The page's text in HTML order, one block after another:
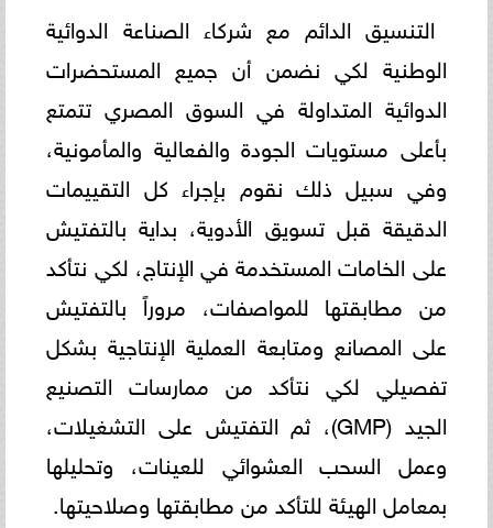
التنسيق الدائم مع شركاء الصناعة الدوائية
الوطنية لكي نضمن أن جميع المستحضرات
الدوائية المتداولة في السوق المصري تتمتع
بأعلى مستويات الجودة والفعالية والمأمونية،
وفي سبيل ذلك نقوم بإجراء كل التقييمات
الدقيقة قبل تسويق الأدوية، بداية بالتفتيش
على الخامات المستخدمة في الإنتاج، لكي نتأكد
من مطابقتها للمواصفات، مروراً بالتفتيش
على المصانع ومتابعة العملية الإنتاجية بشكل
تفصيلي لكي نتأكد من ممارسات التصنيع
الجيد (GMP)، ثم التفتيش على التشغيلات،
وعمل السحب العشوائي للعينات، وتحليلها
بمعامل الهيئة للتأكد من مطابقتها وصلاحيتها.